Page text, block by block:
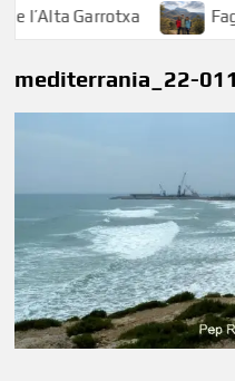
Garrotxa
mediterrania_22-011